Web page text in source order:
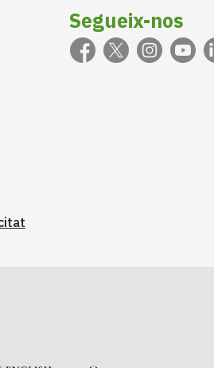
Segueix-nos